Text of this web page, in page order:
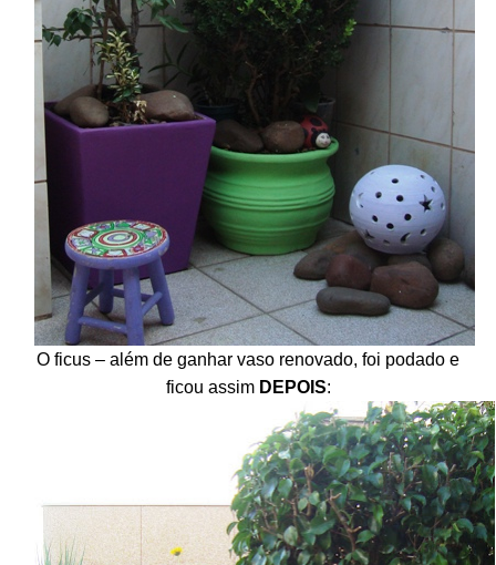
O ficus – além de ganhar vaso renovado, foi podado e
ficou assim DEPOIS: